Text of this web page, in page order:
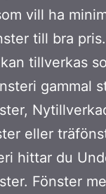
vill ha
till bra
tillverkas
gammal
eller
hittar du
Fönster